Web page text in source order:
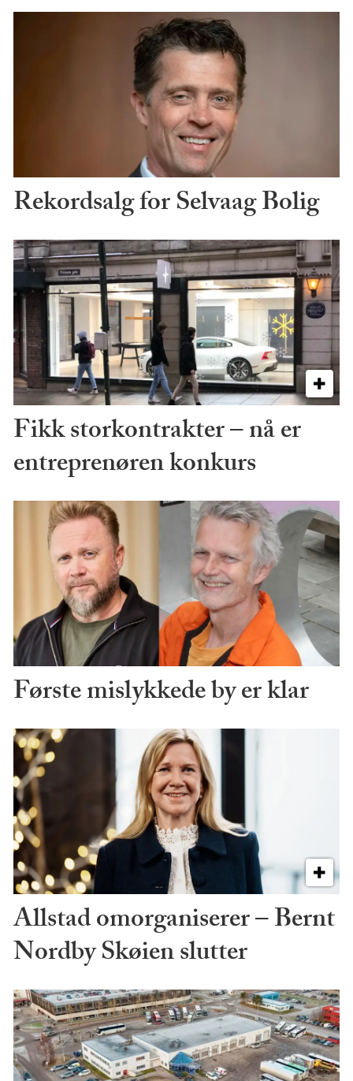
Rekordsalg for Selvaag Bolig
Fikk storkontrakter – nå er
entreprenøren konkurs
Første mislykkede by er klar
Allstad omorganiserer – Bernt
Nordby Skøien slutter